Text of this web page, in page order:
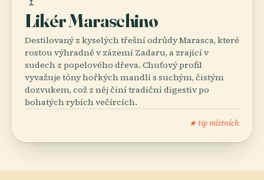
Likér Maraschino
Destilovaný z kyselých třešní odrůdy Marasca, které
rostou výhradně v zázemí Zadaru, a zrající v
sudech z popelového dřeva. Chuťový profil
vyvažuje tóny hořkých mandlí s suchým, čistým
dozvukem, což z něj činí tradiční digestiv po
bohatých rybích večírcích.
★ tip místních